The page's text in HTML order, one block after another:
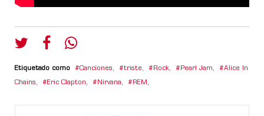
Etiquetado como Canciones, triste, Rock, Pearl Jam, Alice In
Chains, Eric Clapton, Nirvana, REM ,